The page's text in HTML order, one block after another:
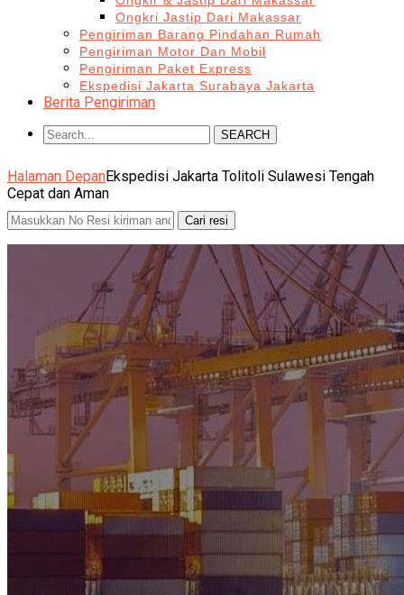
Ongkri Jastip Dari Makassar
Pengiriman Barang Pindahan Rumah
Pengiriman Motor Dan Mobil
Pengiriman Paket Express
Ekspedisi Jakarta Surabaya Jakarta
Berita Pengiriman
SEARCH
Halaman DepanEkspedisi Jakarta Tolitoli Sulawesi Tengah
Cepat dan Aman